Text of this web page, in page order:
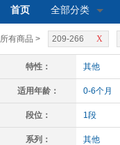
首页 全部分类
所有商品 > X
209-266
特性： 其他
适用年龄： 0-6个月
段位： 1段
系列： 其他